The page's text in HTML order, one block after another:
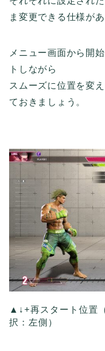
ま変更できる仕様があ
メニュー画面から開
トしながら
スムーズに位置を変
ておきましょう。
▲↓+再スタート位置
択：左側）